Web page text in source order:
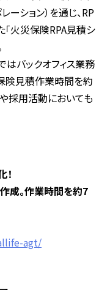
ーション）を通じ、RP
「火災保険RPA見積シ
はバックオフィス業務
険見積作業時間を約
採用活動においても
成。作業時間を約7
agt/